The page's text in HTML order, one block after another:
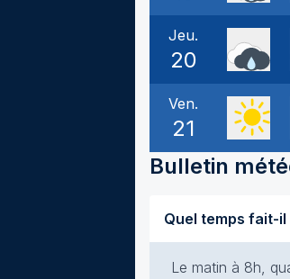
Jeu.
20
Ven.
21
Bulletin
Le matin à 8h,